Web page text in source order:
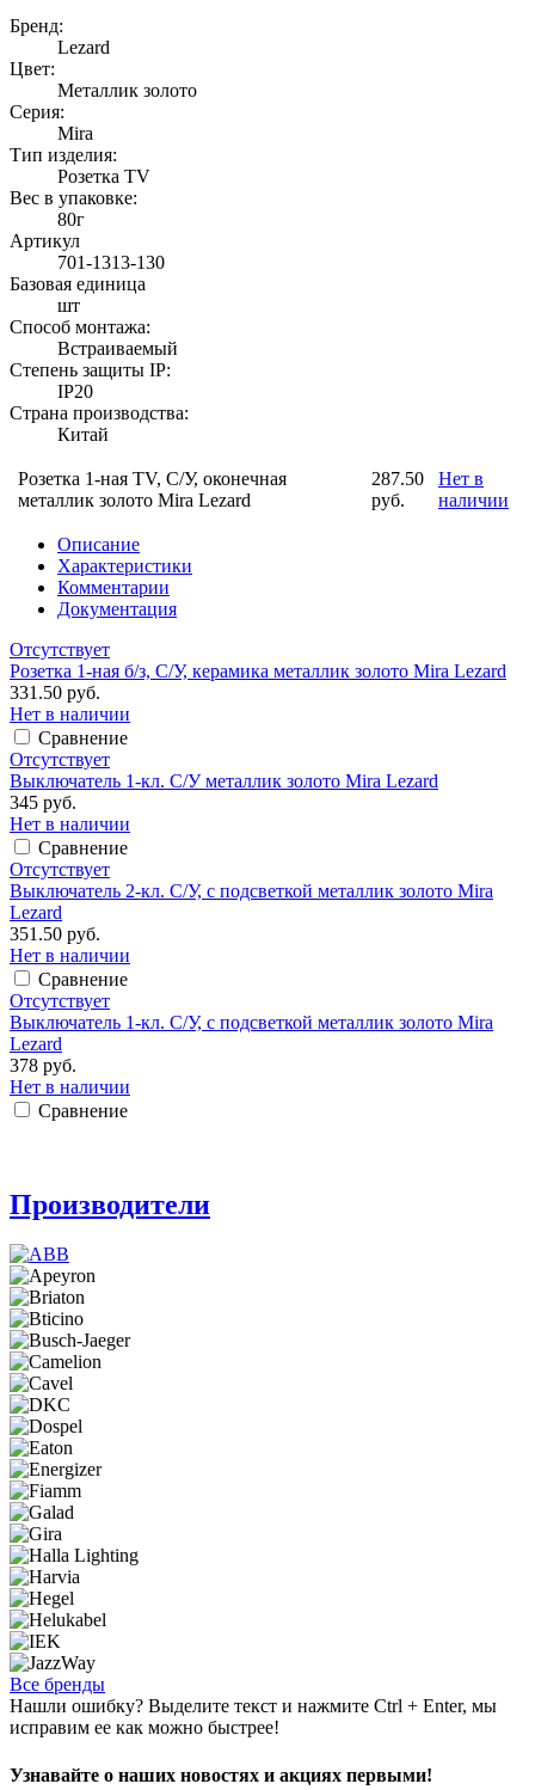
Бренд:
Lezard
Цвет:
Металлик золото
Серия:
Mira
Тип изделия:
Розетка TV
Вес в упаковке:
80г
Артикул
701-1313-130
Базовая единица
шт
Способ монтажа:
Встраиваемый
Степень защиты IP:
IP20
Страна производства:
Китай
Розетка 1-ная TV, С/У, оконечная
металлик золото Mira Lezard
287.50
руб.
Нет в
наличии
Описание
Характеристики
Комментарии
Документация
Отсутствует
Розетка 1-ная б/з, С/У, керамика металлик золото Mira Lezard
331.50 руб.
Нет в наличии
Сравнение
Отсутствует
Выключатель 1-кл. С/У металлик золото Mira Lezard
345 руб.
Нет в наличии
Сравнение
Отсутствует
Выключатель 2-кл. С/У, с подсветкой металлик золото Mira
Lezard
351.50 руб.
Нет в наличии
Сравнение
Отсутствует
Выключатель 1-кл. С/У, с подсветкой металлик золото Mira
Lezard
378 руб.
Нет в наличии
Сравнение
Производители
Все бренды
Нашли ошибку? Выделите текст и нажмите Ctrl + Enter, мы
исправим ее как можно быстрее!
Узнавайте о наших новостях и акциях первыми!